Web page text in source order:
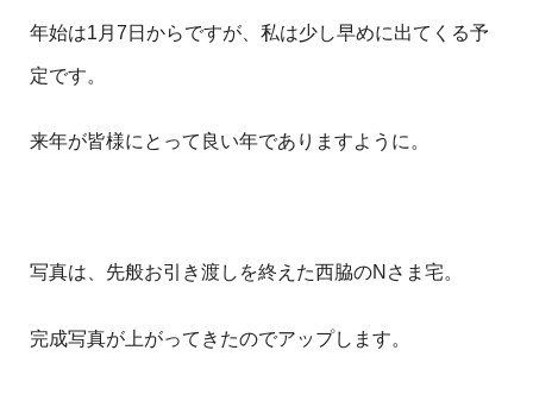
年始は1月7日からですが、私は少し早めに出てくる予
定です。
来年が皆様にとって良い年でありますように。
写真は、先般お引き渡しを終えた西脇のNさま宅。
完成写真が上がってきたのでアップします。